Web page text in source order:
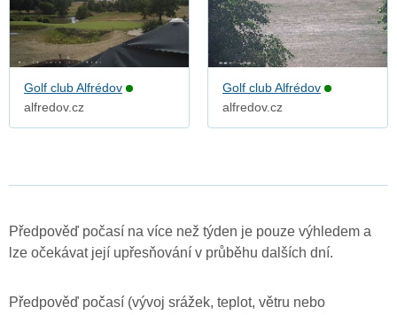
Golf club Alfrédov
alfredov.cz
Golf club Alfrédov
alfredov.cz
Předpověď počasí na více než týden je pouze výhledem a
lze očekávat její upřesňování v průběhu dalších dní.
Předpověď počasí (vývoj srážek, teplot, větru nebo